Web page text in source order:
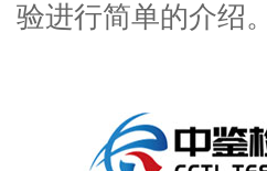
验进行简单的介绍。